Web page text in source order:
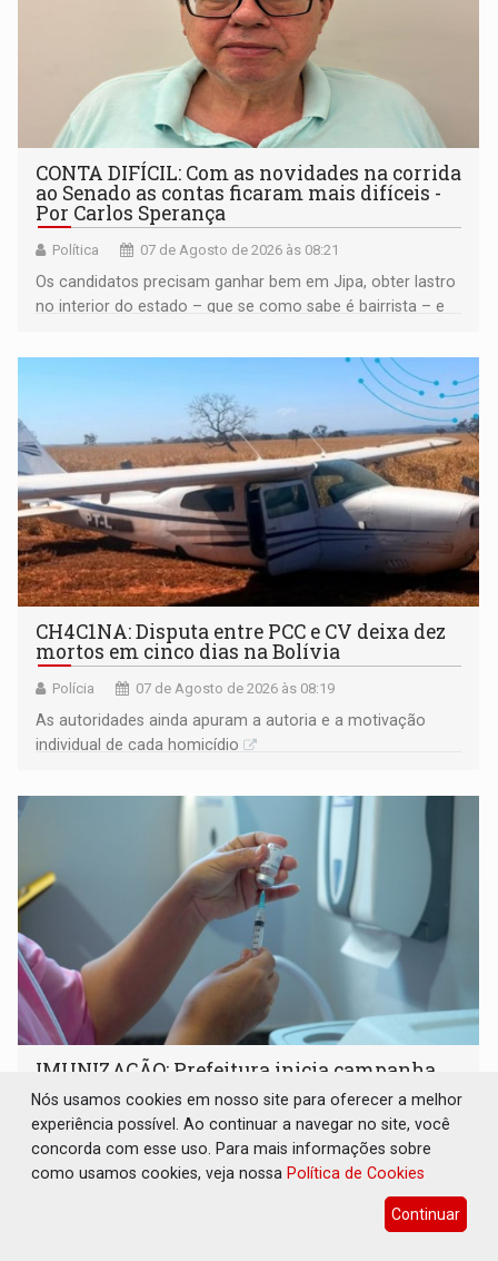
CONTA DIFÍCIL: Com as novidades na corrida
ao Senado as contas ficaram mais difíceis -
Por Carlos Sperança
Política 07 de Agosto de 2026 às 08:21
Os candidatos precisam ganhar bem em Jipa, obter lastro
no interior do estado – que se como sabe é bairrista – e
garantir
CH4C1NA: Disputa entre PCC e CV deixa dez
mortos em cinco dias na Bolívia
Polícia 07 de Agosto de 2026 às 08:19
As autoridades ainda apuram a autoria e a motivação
individual de cada homicídio
IMUNIZAÇÃO: Prefeitura inicia campanha
de multivacinação para crianças e
adolescentes
Geral 07 de Agosto de 2026 às 07:30
Ação segue até 1º de setembro nas unidades básicas de
saúde, com grande Dia D de mobilização agendado para o
Nós usamos cookies em nosso site para oferecer a melhor
experiência possível. Ao continuar a navegar no site, você
concorda com esse uso. Para mais informações sobre
como usamos cookies, veja nossa Política de Cookies
Continuar